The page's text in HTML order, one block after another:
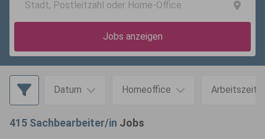
Jobs anzeigen
Datum Homeoffice Arbeitszeit
415 Sachbearbeiter/in Jobs